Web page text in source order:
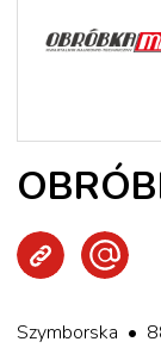
Szymborska •